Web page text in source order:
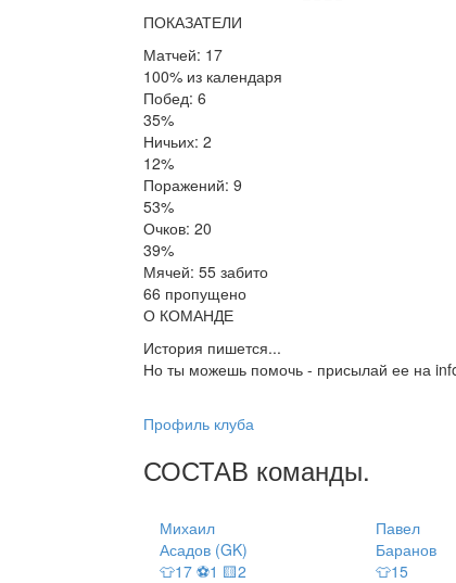
ПОКАЗАТЕЛИ
Матчей: 17
100% из календаря
Побед: 6
35%
Ничьих: 2
12%
Поражений: 9
53%
Очков: 20
39%
Мячей: 55 забито
66 пропущено
О КОМАНДЕ
История пишется...
Но ты можешь помочь - присылай ее на
Профиль клуба
СОСТАВ команды.
Михаил
Асадов (GK)
👕17 ⚽1 🟨2
Павел
Баранов
👕15